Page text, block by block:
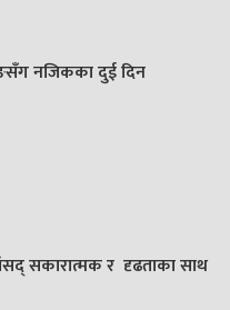
नजिकका दुई दिन
सकारात्मक र दृढताका साथ